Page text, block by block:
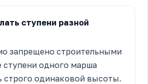
ступени разной
запрещено строительными
ступени одного марша
одинаковой высоты.